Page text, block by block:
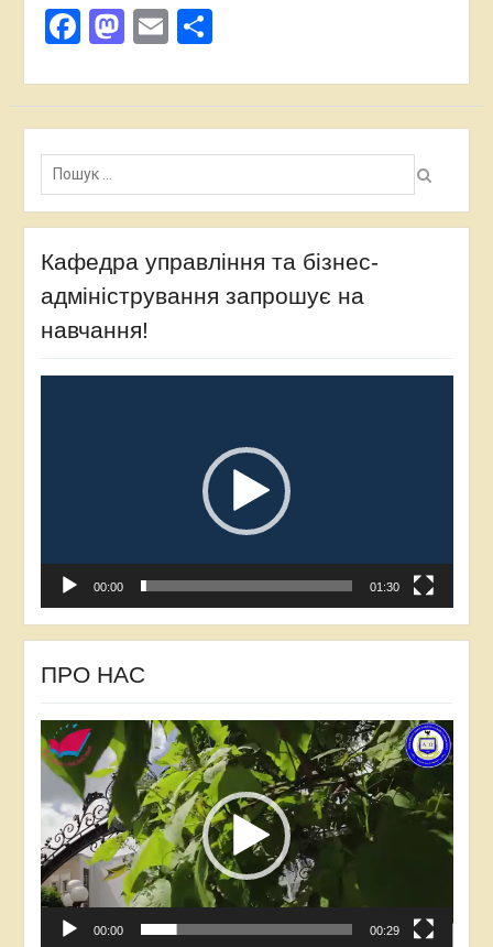
Facebook
Mastodon
EmailПоділитися
Пошук:
Кафедра управління та бізнес-
адміністрування запрошує на
навчання!
00:00 01:30
ПРО НАС
Відеопрогравач
00:00 00:29